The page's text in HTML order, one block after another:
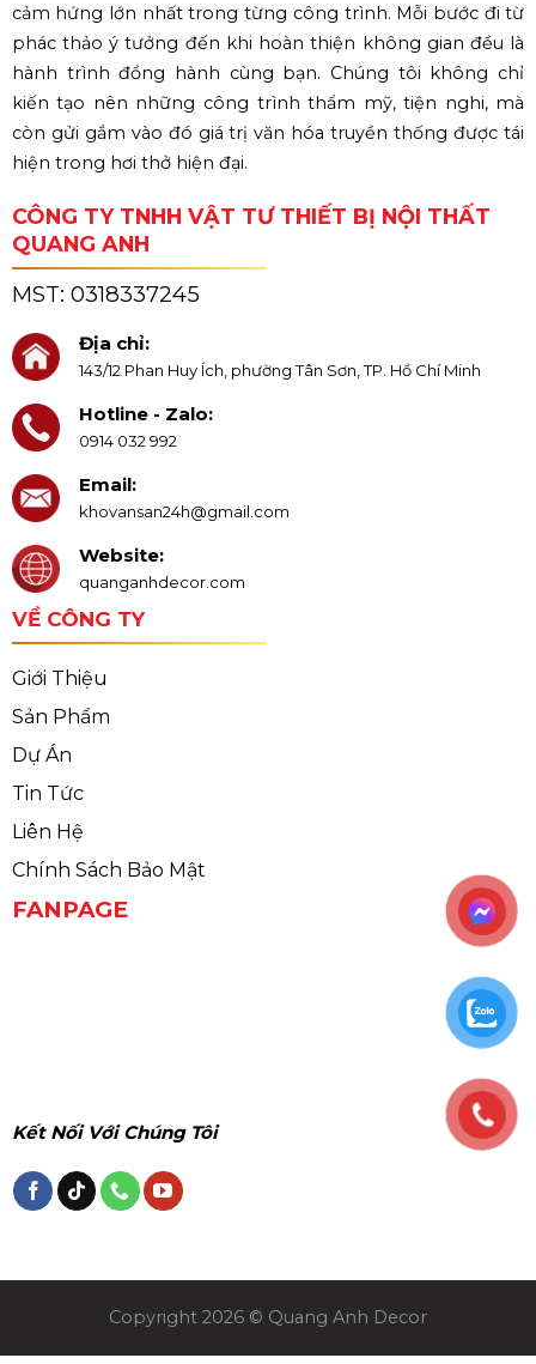
cảm hứng lớn nhất trong từng công trình. Mỗi bước đi từ
phác thảo ý tưởng đến khi hoàn thiện không gian đều là
hành trình đồng hành cùng bạn. Chúng tôi không chỉ
kiến tạo nên những công trình thẩm mỹ, tiện nghi, mà
còn gửi gắm vào đó giá trị văn hóa truyền thống được tái
hiện trong hơi thở hiện đại.
CÔNG TY TNHH VẬT TƯ THIẾT BỊ NỘI THẤT
QUANG ANH
MST: 0318337245
Địa chỉ:
143/12 Phan Huy Ích, phường Tân Sơn, TP. Hồ Chí Minh
Hotline - Zalo:
0914 032 992
Email:
khovansan24h@gmail.com
Website:
quanganhdecor.com
VỀ CÔNG TY
Giới Thiệu
Sản Phẩm
Dự Án
Tin Tức
Liên Hệ
Chính Sách Bảo Mật
FANPAGE
Kết Nối Với Chúng Tôi
Copyright 2026 © Quang Anh Decor